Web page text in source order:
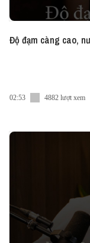
Độ đạm càng cao,
02:53 4882 lượt xem